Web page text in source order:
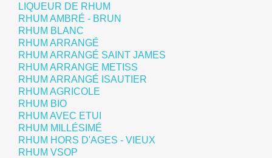
LIQUEUR DE RHUM
RHUM AMBRÉ - BRUN
RHUM BLANC
RHUM ARRANGÉ
RHUM ARRANGÉ SAINT JAMES
RHUM ARRANGE METISS
RHUM ARRANGÉ ISAUTIER
RHUM AGRICOLE
RHUM BIO
RHUM AVEC ETUI
RHUM MILLÉSIMÉ
RHUM HORS D'AGES - VIEUX
RHUM VSOP